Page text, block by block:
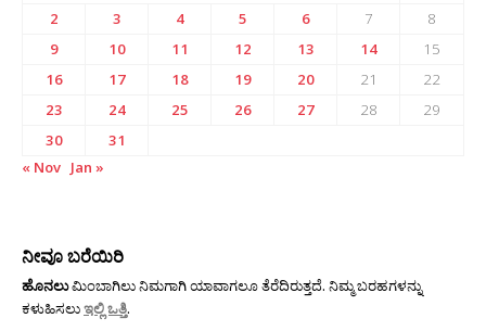
2
3 4 5 6 7
8
9
10 11 12 13 14
15
16
17 18 19 20 21
22
23
24 25 26 27 28
29
30
31
« Nov Jan »
ನೀವೂ ಬರೆಯಿರಿ
ಹೊನಲುಮಿಂಬಾಗಿಲು ನಿಮಗಾಗಿ ಯಾವಾಗಲೂ ತೆರೆದಿರುತ್ತದೆ. ನಿಮ್ಮ ಬರಹಗಳನ್ನು
ಕಳುಹಿಸಲುಇಲ್ಲಿ ಒತ್ತಿ.